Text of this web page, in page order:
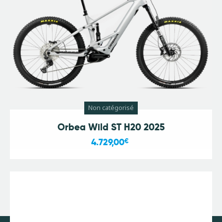
Non catégorisé
Orbea Wild ST H20 2025
4.729,00€